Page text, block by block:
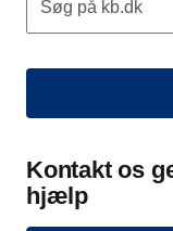
Kontakt os
hjælp